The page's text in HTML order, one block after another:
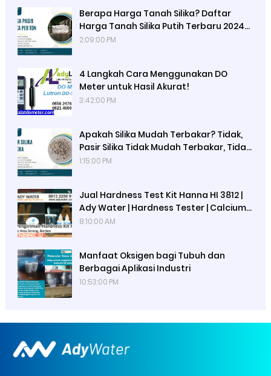
Berapa Harga Tanah Silika? Daftar
Harga Tanah Silika Putih Terbaru 2024
di Ady Water untuk Media Filter Air,
2:09:00 PM
4 Langkah Cara Menggunakan DO
Meter untuk Hasil Akurat!
3:42:00 PM
Apakah Silika Mudah Terbakar? Tidak,
Pasir Silika Tidak Mudah Terbakar, Tidak
Beracun, Inert, Namun Berpotensi
1:15:00 PM
Jual Hardness Test Kit Hanna HI 3812 |
Ady Water | Hardness Tester | Calcium
Checker
8:10:00 AM
Manfaat Oksigen bagi Tubuh dan
Berbagai Aplikasi Industri
10:53:00 PM